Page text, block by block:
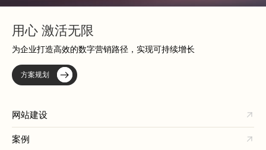
用心 激活无限
为企业打造高效的数字营销路径，实现可持续增长
方案规划
网站建设
案例